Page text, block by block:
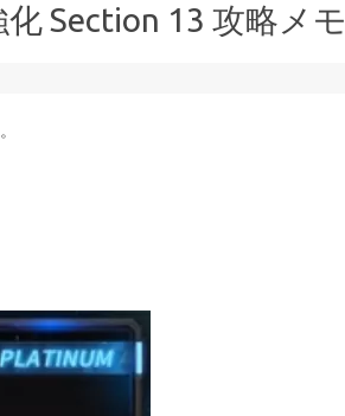
Section 13 攻略メモ